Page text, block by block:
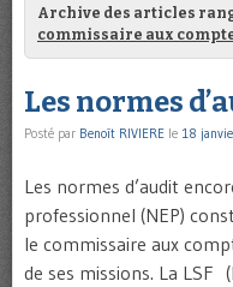
Archive des articles
commissaire aux
Les normes
Posté par Benoît RIVIERE le 18
Les normes d’audit
professionnel (NEP)
le commissaire aux
de ses missions. La LSF